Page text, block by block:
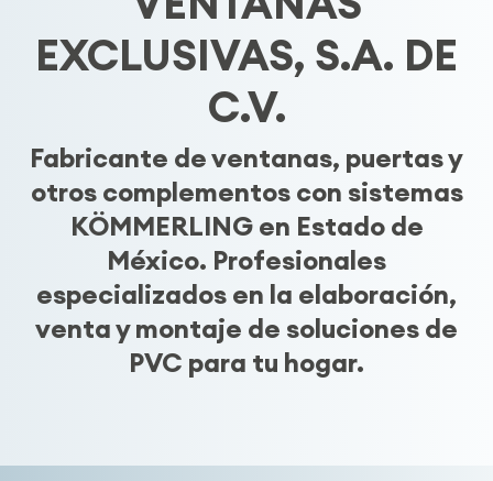
EXCLUSIVAS, S.A. DE
C.V.
Fabricante de ventanas, puertas y
otros complementos con sistemas
KÖMMERLING en Estado de
México. Profesionales
especializados en la elaboración,
venta y montaje de soluciones de
PVC para tu hogar.